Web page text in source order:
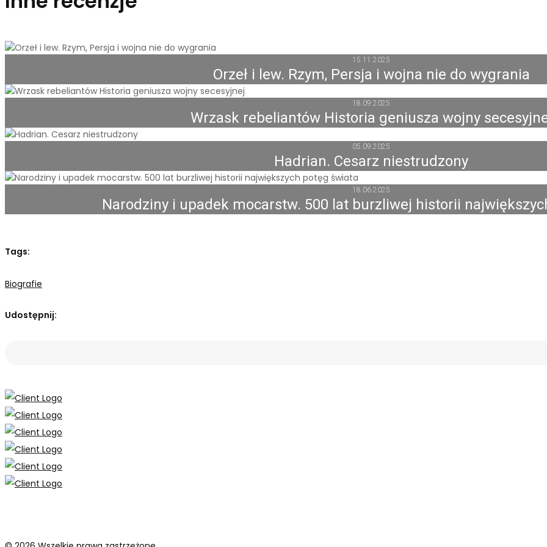
15.11.2025
Orzeł i lew. Rzym, Persja i wojna nie do wygrania
18.09.2025
Wrzask rebeliantów Historia geniusza wojny
05.09.2025
Hadrian. Cesarz niestrudzony
18.06.2025
Narodziny i upadek mocarstw. 500 lat burzliwej historii
Tags:
Biografie
Udostępnij: